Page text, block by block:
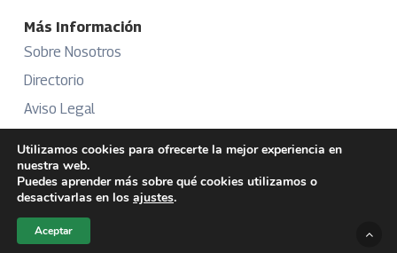
Más Información
Sobre Nosotros
Directorio
Aviso Legal
Publicidad
Utilizamos cookies para ofrecerte la mejor experiencia en
nuestra web.
Puedes aprender más sobre qué cookies utilizamos o
desactivarlas en los ajustes.
Aceptar